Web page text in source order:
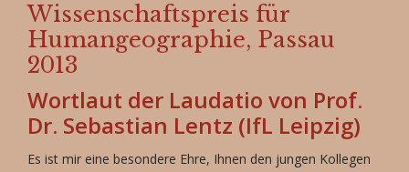
Wissenschaftspreis für
Humangeographie, Passau
2013
Wortlaut der Laudatio von Prof.
Dr. Sebastian Lentz (IfL Leipzig)
Es ist mir eine besondere Ehre, Ihnen den jungen Kollegen